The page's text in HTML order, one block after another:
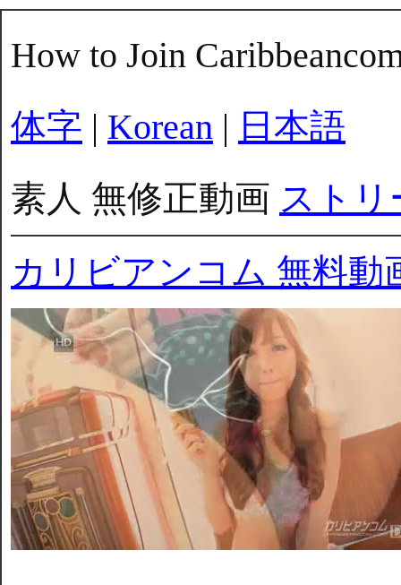
How to Join
体字 | Korean | 日本語
素人 無修正動画 ストリ
カリビアンコム 無料動